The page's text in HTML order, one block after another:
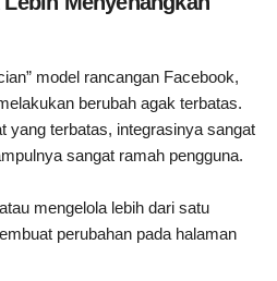
model rancangan Facebook,
berubah agak terbatas.
yang terbatas, integrasinya sangat
sangat ramah pengguna.
mengelola lebih dari satu
perubahan pada halaman